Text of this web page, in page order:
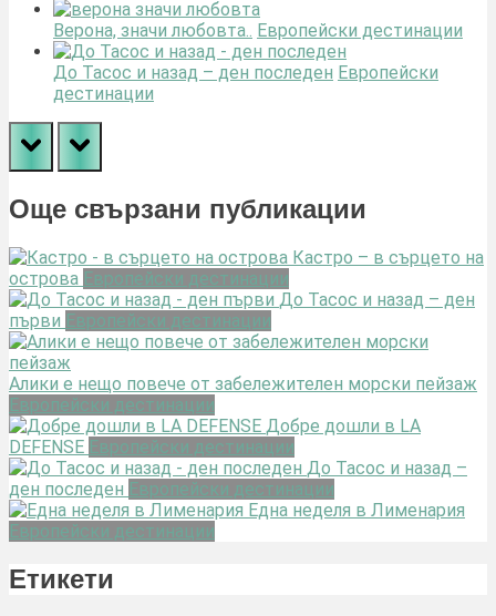
Верона, значи любовта.. Европейски дестинации
До Тасос и назад – ден последен Европейски
дестинации
prev next
Още свързани публикации
Кастро – в сърцето на
острова Европейски дестинации
До Тасос и назад – ден
първи Европейски дестинации
Алики е нещо повече от забележителен морски пейзаж
Европейски дестинации
Добре дошли в LA
DEFENSE Европейски дестинации
До Тасос и назад –
ден последен Европейски дестинации
Една неделя в Лименария
Европейски дестинации
Етикети